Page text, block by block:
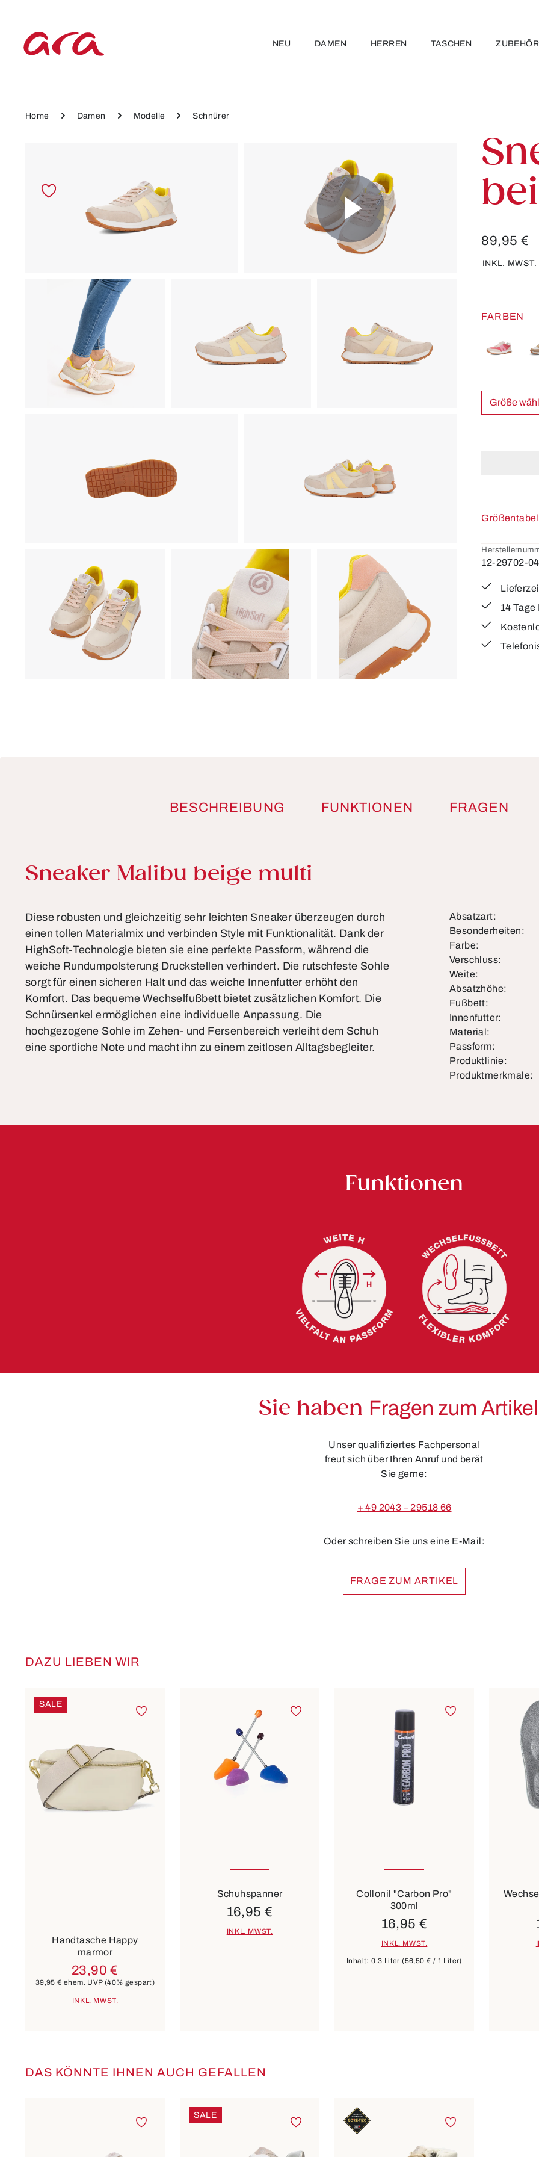
NEU DAMEN HERREN TASCHEN ZUBEHÖR
Home Damen Modelle Schnürer
89,95 €
INKL. MWST.
FARBEN
Größe
12-29702-04
14
BESCHREIBUNG FUNKTIONEN FRAGEN
Produktinformationen
Sneaker Malibu beige multi
Diese robusten und gleichzeitig sehr leichten Sneaker überzeugen durch
einen tollen Materialmix und verbinden Style mit Funktionalität. Dank der
HighSoft-Technologie bieten sie eine perfekte Passform, während die
weiche Rundumpolsterung Druckstellen verhindert. Die rutschfeste Sohle
sorgt für einen sicheren Halt und das weiche Innenfutter erhöht den
Komfort. Das bequeme Wechselfußbett bietet zusätzlichen Komfort. Die
Schnürsenkel ermöglichen eine individuelle Anpassung. Die
hochgezogene Sohle im Zehen- und Fersenbereich verleiht dem Schuh
eine sportliche Note und macht ihn zu einem zeitlosen Alltagsbegleiter.
Absatzart:
Besonderheiten:
Farbe:
Verschluss:
Weite:
Absatzhöhe:
Fußbett:
Innenfutter:
Material:
Passform:
Produktlinie:
Produktmerkmale:
Funktionen
Sie haben Fragen zum
Unser qualifiziertes Fachpersonal
freut sich über Ihren Anruf und berät
Sie gerne:
+ 49 2043 – 29518 66
Oder schreiben Sie uns eine E-Mail:
FRAGE ZUM ARTIKEL
Produktgalerie überspringen
DAZU LIEBEN WIR
SALE
10 Farben
Handtasche Happy
marmor
23,90 €
39,95 € ehem. UVP (40% gespart)
INKL. MWST.
Schuhspanner
16,95 €
INKL. MWST.
Collonil "Carbon Pro"
300ml
Inhalt:0.3 Liter(56,50 € / 1 Liter)
16,95 €
INKL. MWST.
Produktgalerie überspringen
DAS KÖNNTE IHNEN AUCH GEFALLEN
SALE